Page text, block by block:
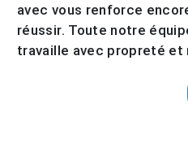
avec vous renforce
réussir. Toute notre
travaille avec propreté et